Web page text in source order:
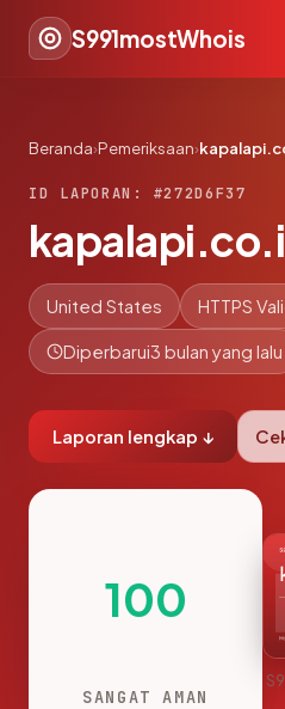
S991mostWhois
Beranda›Pemeriksaan›
ID LAPORAN: #272D6F37
United States HTTPS
Diperbarui3 bulan yang lalu
Laporan lengkap ↓
100
SANGAT AMAN